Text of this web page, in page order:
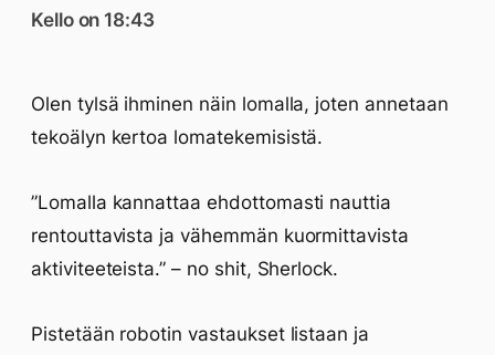
Kello on 18:43
Olen tylsä ihminen näin lomalla, joten annetaan
tekoälyn kertoa lomatekemisistä.
”Lomalla kannattaa ehdottomasti nauttia
rentouttavista ja vähemmän kuormittavista
aktiviteeteista.” – no shit, Sherlock.
Pistetään robotin vastaukset listaan ja